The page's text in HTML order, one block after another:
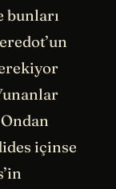
bunları
içinse